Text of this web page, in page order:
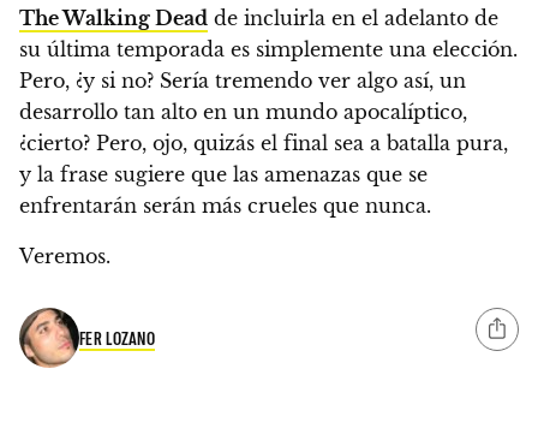
The Walking Dead de incluirla en el adelanto de
su última temporada es simplemente una elección.
Pero, ¿y si no? Sería tremendo ver algo así, un
desarrollo tan alto en un mundo apocalíptico,
¿cierto? Pero, ojo, quizás el final sea a batalla pura,
y la frase sugiere que las amenazas que se
enfrentarán serán más crueles que nunca.
Veremos.
FER LOZANO